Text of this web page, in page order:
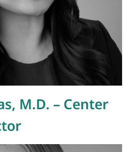
M.D. – Center